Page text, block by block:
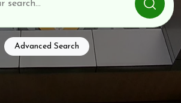
Advanced Search